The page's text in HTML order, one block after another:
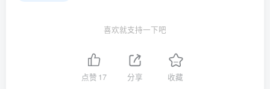
喜欢就支持一下吧
点赞 17 分享 收藏